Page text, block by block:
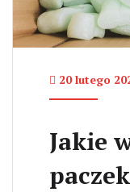
20 lutego
Jakie